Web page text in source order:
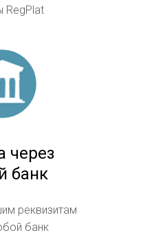
RegPlat
через
банк
реквизитам
банк